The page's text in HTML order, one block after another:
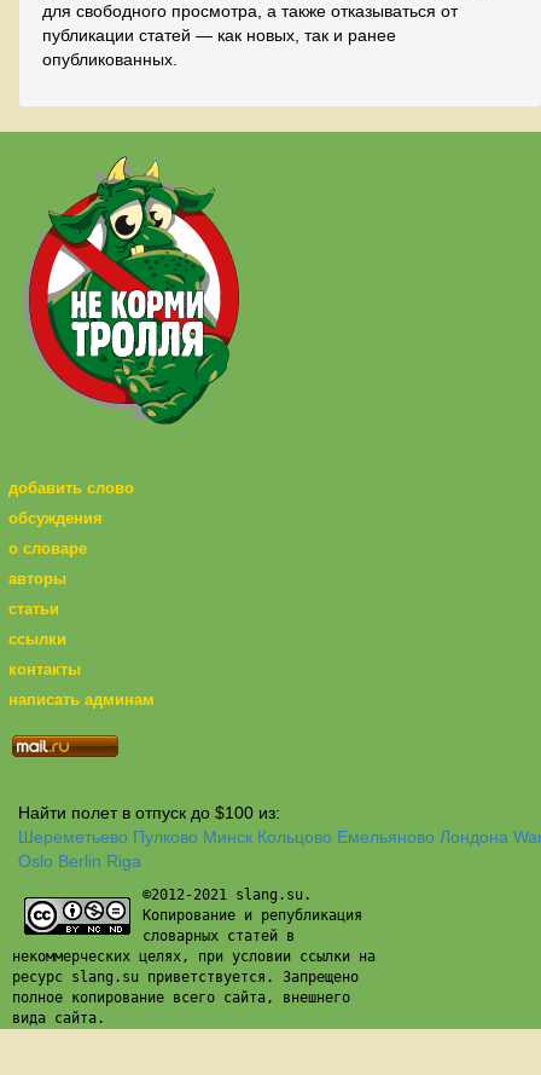
для свободного просмотра, а также отказываться от
публикации статей — как новых, так и ранее
опубликованных.
добавить слово
обсуждения
о словаре
авторы
статьи
ссылки
контакты
написать админам
Найти полет в отпуск до $100 из:
Шереметьево Пулково Минск Кольцово Емельяново Лондона
Oslo Berlin Riga
©2012-2021 slang.su.
Копирование и републикация
словарных статей в
некоммерческих целях, при условии ссылки на
ресурс slang.su приветствуется. Запрещено
полное копирование всего сайта, внешнего
вида сайта.